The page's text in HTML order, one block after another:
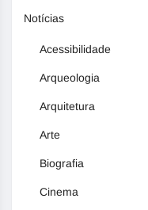
Notícias
Acessibilidade
Arqueologia
Arquitetura
Arte
Biografia
Cinema